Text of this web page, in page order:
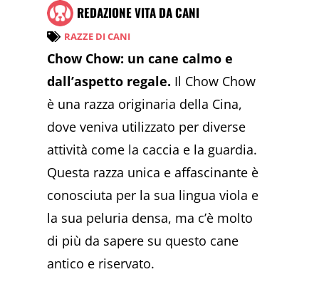
REDAZIONE VITA DA CANI
RAZZE DI CANI
Chow Chow: un cane calmo e
dall’aspetto regale. Il Chow Chow
è una razza originaria della Cina,
dove veniva utilizzato per diverse
attività come la caccia e la guardia.
Questa razza unica e affascinante è
conosciuta per la sua lingua viola e
la sua peluria densa, ma c’è molto
di più da sapere su questo cane
antico e riservato.